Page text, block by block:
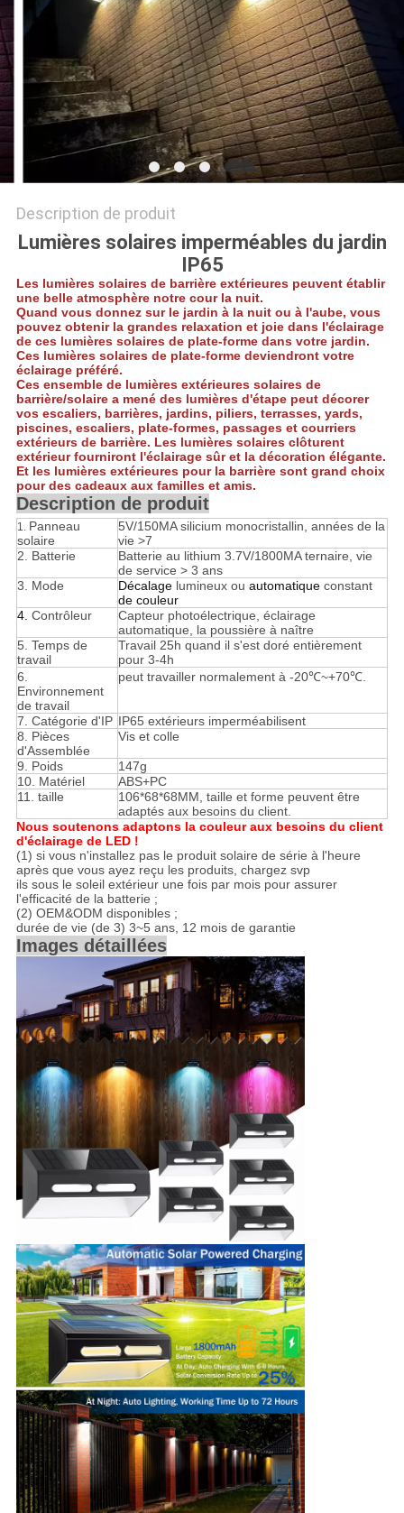
ONLINE
SHOP
PLAN
DU
SITE
POLITIQUE
DE
CONFIDENTIALITÉ
Description de produit
Lumières solaires imperméables du jardin
IP65
Les lumières solaires de barrière extérieures peuvent établir
une belle atmosphère notre cour la nuit.
Quand vous donnez sur le jardin à la nuit ou à l'aube, vous
pouvez obtenir la grandes relaxation et joie dans l'éclairage
de ces lumières solaires de plate-forme dans votre jardin.
Ces lumières solaires de plate-forme deviendront votre
éclairage préféré.
Ces ensemble de lumières extérieures solaires de
barrière/solaire a mené des lumières d'étape peut décorer
vos escaliers, barrières, jardins, piliers, terrasses, yards,
piscines, escaliers, plate-formes, passages et courriers
extérieurs de barrière. Les lumières solaires clôturent
extérieur fourniront l'éclairage sûr et la décoration élégante.
Et les lumières extérieures pour la barrière sont grand choix
pour des cadeaux aux familles et amis.
Description de produit
1. Panneau
solaire
5V/150MA silicium monocristallin, années de la
vie >7
2. Batterie
Batterie au lithium 3.7V/1800MA ternaire, vie
de service > 3 ans
3. Mode
Décalagelumineux ou automatiqueconstant
de couleur
4. Contrôleur
Capteur photoélectrique, éclairage
automatique, la poussière à naître
5. Temps de
travail
Travail 25h quand il s'est doré entièrement
pour 3-4h
6.
Environnement
de travail
peut travailler normalement à -20℃~+70℃.
7. Catégorie d'IP IP65 extérieurs imperméabilisent
8. Pièces
d'Assemblée
Vis et colle
9. Poids
147g
10. Matériel
ABS+PC
11. taille
106*68*68MM, taille et forme peuvent être
adaptés aux besoins du client.
Nous soutenons adaptons la couleur aux besoins du client
d'éclairage de LED !
(1) si vous n'installez pas le produit solaire de série à l'heure
après que vous ayez reçu les produits, chargez svp
ils sous le soleil extérieur une fois par mois pour assurer
l'efficacité de la batterie ;
(2) OEM&ODM disponibles ;
durée de vie (de 3) 3~5 ans, 12 mois de garantie
Images détaillées